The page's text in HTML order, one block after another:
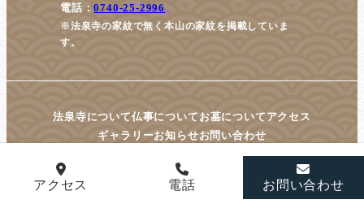
電話：0740-25-2996
※法泉寺の家紋で無く本山の家紋を掲載していま
す。
法泉寺について仏事について お墓について アクセス
ギャラリーお知らせお問い合わせ
© housenji All Rights Reserved.
アクセス 電話 お問い合わせ